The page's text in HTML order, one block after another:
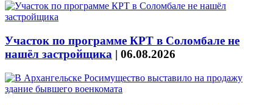
Участок по программе КРТ в Соломбале не
нашёл застройщика | 06.08.2026